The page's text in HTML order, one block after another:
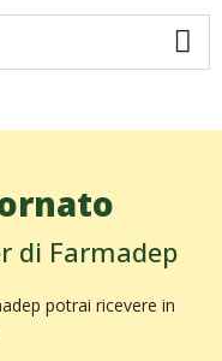
di Farmadep
potrai ricevere in